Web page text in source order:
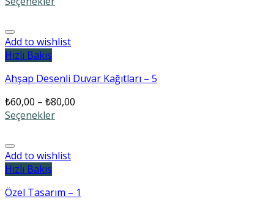
Add to wishlist
Hızlı Bakış
Ahşap Desenli Duvar Kağıtları – 5
₺60,00 – ₺80,00
Seçenekler
Add to wishlist
Hızlı Bakış
Özel Tasarım – 1